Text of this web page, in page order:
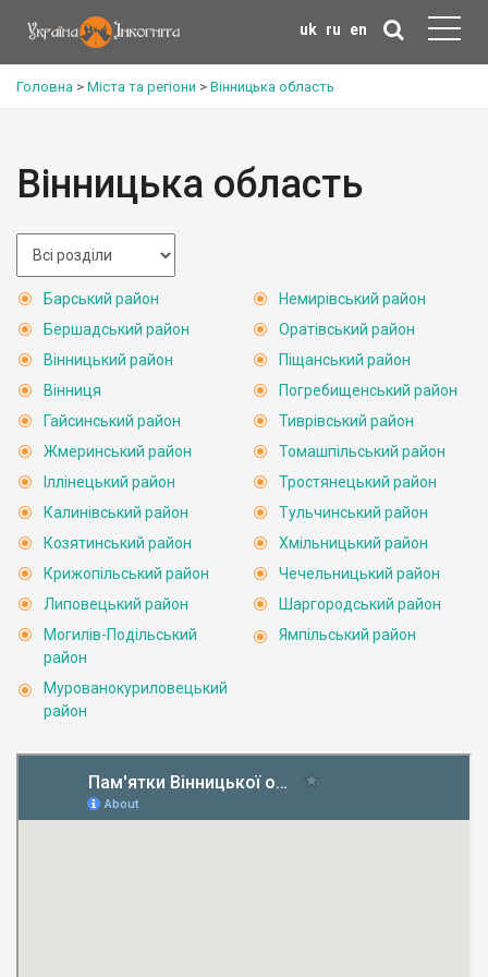
uk ru en
Головна > Міста та регіони > Вінницька область
Вінницька область
Барський район
Бершадський район
Вінницький район
Вінниця
Гайсинський район
Жмеринський район
Іллінецький район
Калинівський район
Козятинський район
Крижопільський район
Липовецький район
Могилів-Подільський
район
Мурованокуриловецький
район
Немирівський район
Оратівський район
Піщанський район
Погребищенський район
Тиврівський район
Томашпільський район
Тростянецький район
Тульчинський район
Хмільницький район
Чечельницький район
Шаргородський район
Ямпільський район